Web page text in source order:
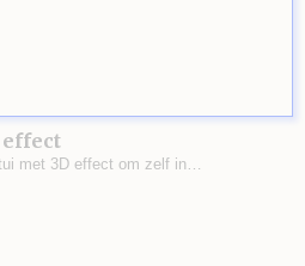
effect
met 3D effect om zelf in…